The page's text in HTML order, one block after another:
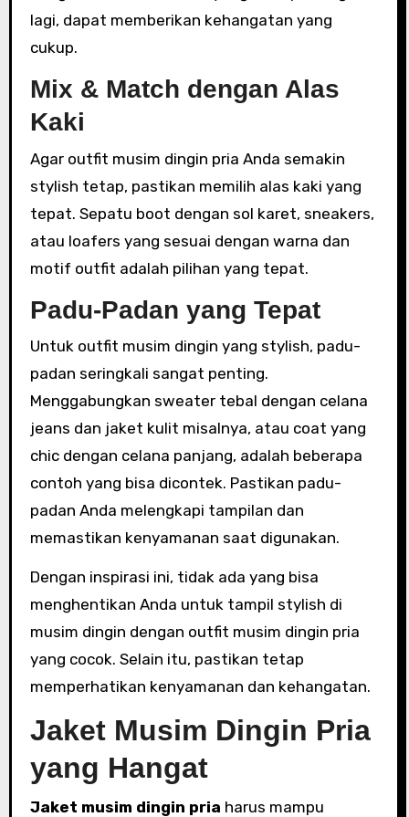
lagi, dapat memberikan kehangatan yang
cukup.
Mix & Match dengan Alas
Kaki
Agar outfit musim dingin pria Anda semakin
stylish tetap, pastikan memilih alas kaki yang
tepat. Sepatu boot dengan sol karet, sneakers,
atau loafers yang sesuai dengan warna dan
motif outfit adalah pilihan yang tepat.
Padu-Padan yang Tepat
Untuk outfit musim dingin yang stylish, padu-
padan seringkali sangat penting.
Menggabungkan sweater tebal dengan celana
jeans dan jaket kulit misalnya, atau coat yang
chic dengan celana panjang, adalah beberapa
contoh yang bisa dicontek. Pastikan padu-
padan Anda melengkapi tampilan dan
memastikan kenyamanan saat digunakan.
Dengan inspirasi ini, tidak ada yang bisa
menghentikan Anda untuk tampil stylish di
musim dingin dengan outfit musim dingin pria
yang cocok. Selain itu, pastikan tetap
memperhatikan kenyamanan dan kehangatan.
Jaket Musim Dingin Pria
yang Hangat
Jaket musim dingin pria harus mampu